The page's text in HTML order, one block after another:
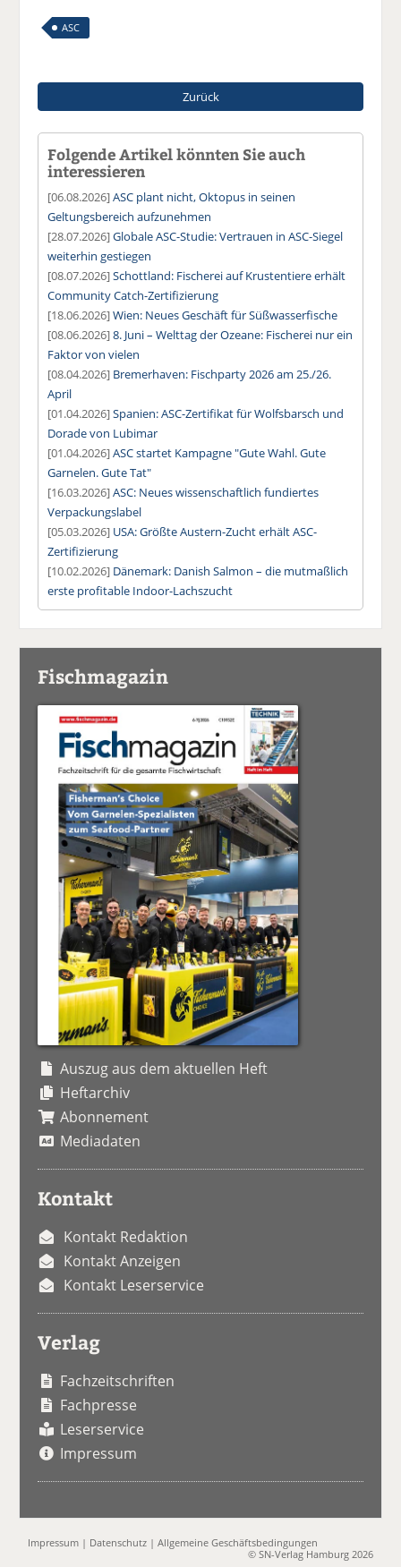
ASC
Zurück
Folgende Artikel könnten Sie auch
interessieren
[06.08.2026]ASC plant nicht, Oktopus in seinen
Geltungsbereich aufzunehmen
[28.07.2026]Globale ASC-Studie: Vertrauen in ASC-Siegel
weiterhin gestiegen
[08.07.2026]Schottland: Fischerei auf Krustentiere erhält
Community Catch-Zertifizierung
[18.06.2026]Wien: Neues Geschäft für Süßwasserfische
[08.06.2026]8. Juni – Welttag der Ozeane: Fischerei nur ein
Faktor von vielen
[08.04.2026] Bremerhaven: Fischparty 2026 am 25./26.
April
[01.04.2026]Spanien: ASC-Zertifikat für Wolfsbarsch und
Dorade von Lubimar
[01.04.2026]ASC startet Kampagne "Gute Wahl. Gute
Garnelen. Gute Tat"
[16.03.2026]ASC: Neues wissenschaftlich fundiertes
Verpackungslabel
[05.03.2026] USA: Größte Austern-Zucht erhält ASC-
Zertifizierung
[10.02.2026] Dänemark: Danish Salmon – die mutmaßlich
erste profitable Indoor-Lachszucht
Fischmagazin
Auszug aus dem aktuellen Heft
Heftarchiv
Abonnement
Mediadaten
Kontakt
Kontakt Redaktion
Kontakt Anzeigen
Kontakt Leserservice
Verlag
Fachzeitschriften
Fachpresse
Leserservice
Impressum
Impressum | Datenschutz |Allgemeine Geschäftsbedingungen
© SN-Verlag Hamburg 2026